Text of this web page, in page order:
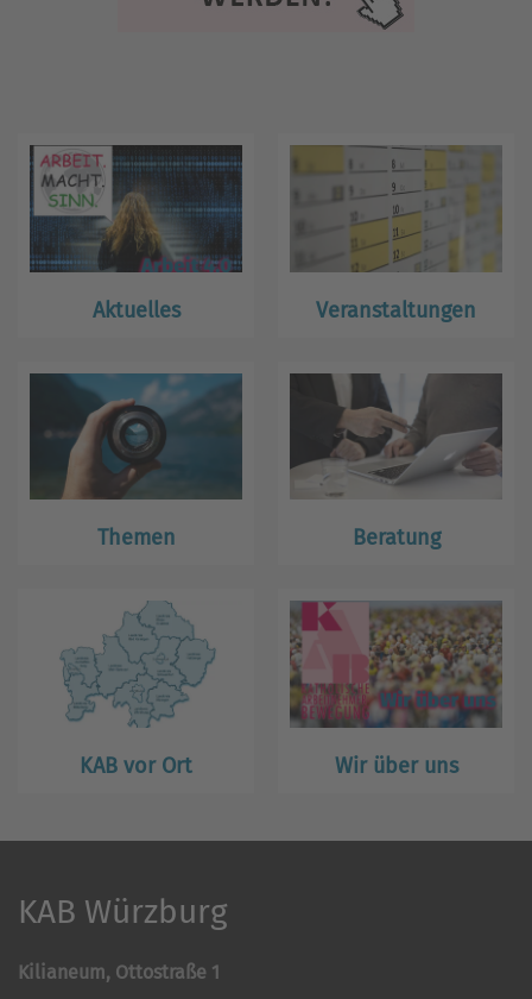
Aktuelles Veranstaltungen
Themen Beratung
KAB vor Ort Wir über uns
KAB Würzburg
Kilianeum, Ottostraße 1